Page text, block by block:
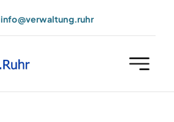
info@verwaltung.ruhr